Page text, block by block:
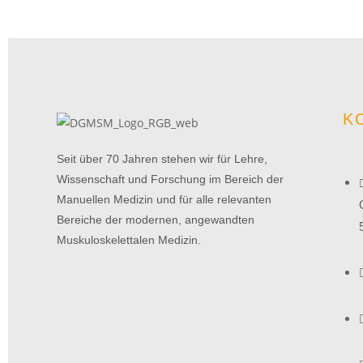
Seit über 70 Jahren stehen wir für Lehre,
Wissenschaft und Forschung im Bereich der
Manuellen Medizin und für alle relevanten
Bereiche der modernen, angewandten
Muskuloskelettalen Medizin.